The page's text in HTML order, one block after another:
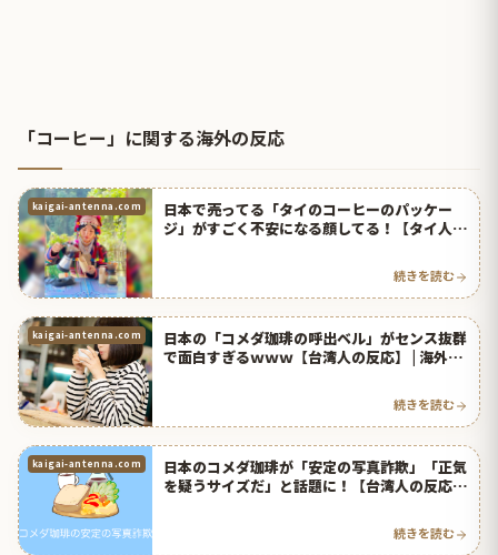
「コーヒー」に関する海外の反応
kaigai-antenna.com
日本で売ってる「タイのコーヒーのパッケー
ジ」がすごく不安になる顔してる！【タイ人の
続きを読む
kaigai-antenna.com
日本の「コメダ珈琲の呼出ベル」がセンス抜群
で面白すぎるｗｗｗ【台湾人の反応】 | 海外の
続きを読む
kaigai-antenna.com
日本のコメダ珈琲が「安定の写真詐欺」「正気
を疑うサイズだ」と話題に！【台湾人の反応】
続きを読む